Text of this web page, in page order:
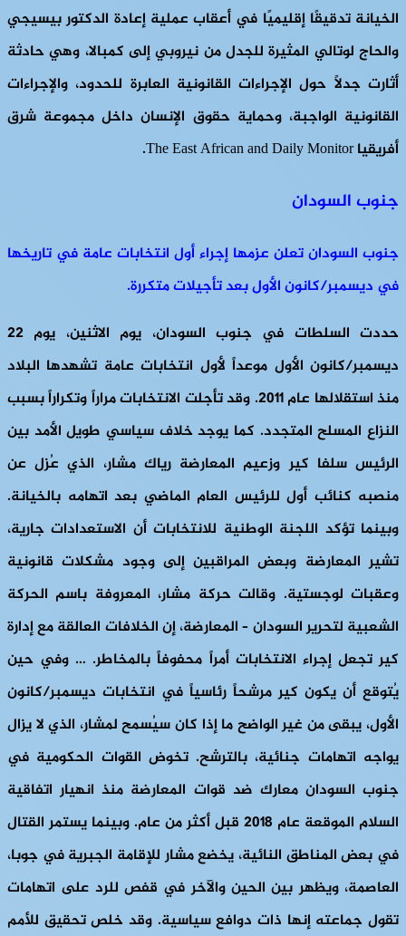
الخيانة تدقيقًا إقليميًا في أعقاب عملية إعادة الدكتور بيسيجي
والحاج لوتالي المثيرة للجدل من نيروبي إلى كمبالا، وهي حادثة
أثارت جدلًا حول الإجراءات القانونية العابرة للحدود، والإجراءات
القانونية الواجبة، وحماية حقوق الإنسان داخل مجموعة شرق
أفريقيا The East African and Daily Monitor.
جنوب السودان
جنوب السودان تعلن عزمها إجراء أول انتخابات عامة في تاريخها
في ديسمبر/كانون الأول بعد تأجيلات متكررة.
حددت السلطات في جنوب السودان، يوم الاثنين، يوم 22
ديسمبر/كانون الأول موعداً لأول انتخابات عامة تشهدها البلاد
منذ استقلالها عام 2011. وقد تأجلت الانتخابات مراراً وتكراراً بسبب
النزاع المسلح المتجدد. كما يوجد خلاف سياسي طويل الأمد بين
الرئيس سلفا كير وزعيم المعارضة رياك مشار، الذي عُزل عن
منصبه كنائب أول للرئيس العام الماضي بعد اتهامه بالخيانة.
وبينما تؤكد اللجنة الوطنية للانتخابات أن الاستعدادات جارية،
تشير المعارضة وبعض المراقبين إلى وجود مشكلات قانونية
وعقبات لوجستية. وقالت حركة مشار، المعروفة باسم الحركة
الشعبية لتحرير السودان – المعارضة، إن الخلافات العالقة مع إدارة
كير تجعل إجراء الانتخابات أمراً محفوفاً بالمخاطر. … وفي حين
يُتوقع أن يكون كير مرشحاً رئاسياً في انتخابات ديسمبر/كانون
الأول، يبقى من غير الواضح ما إذا كان سيُسمح لمشار، الذي لا يزال
يواجه اتهامات جنائية، بالترشح. تخوض القوات الحكومية في
جنوب السودان معارك ضد قوات المعارضة منذ انهيار اتفاقية
السلام الموقعة عام 2018 قبل أكثر من عام. وبينما يستمر القتال
في بعض المناطق النائية، يخضع مشار للإقامة الجبرية في جوبا،
العاصمة، ويظهر بين الحين والآخر في قفص للرد على اتهامات
تقول جماعته إنها ذات دوافع سياسية. وقد خلص تحقيق للأمم